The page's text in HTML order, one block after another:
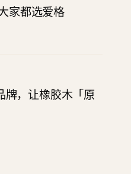
家都选爱格
牌，让橡胶木「原